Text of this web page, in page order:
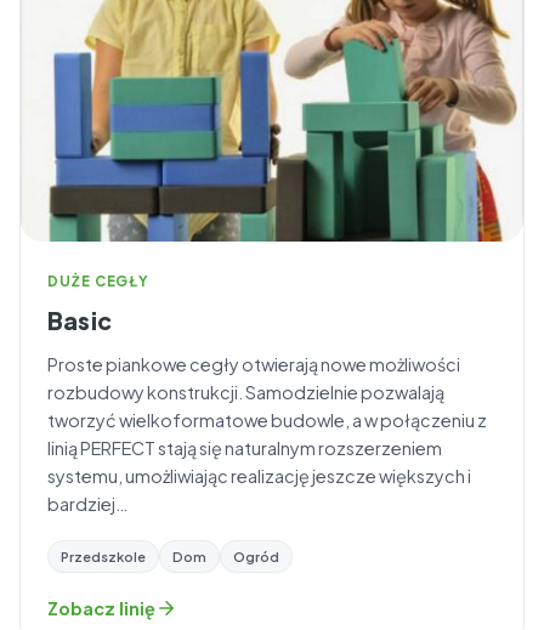
DUŻE CEGŁY
Basic
Proste piankowe cegły otwierają nowe możliwości
rozbudowy konstrukcji. Samodzielnie pozwalają
tworzyć wielkoformatowe budowle, a w połączeniu z
linią PERFECT stają się naturalnym rozszerzeniem
systemu, umożliwiając realizację jeszcze większych i
bardziej…
Przedszkole Dom Ogród
Zobacz linię